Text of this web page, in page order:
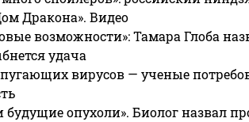
Дракона». Видео
возможности»: Тамара Глоба
удача
вирусов — ученые
будущие опухоли». Биолог назвал